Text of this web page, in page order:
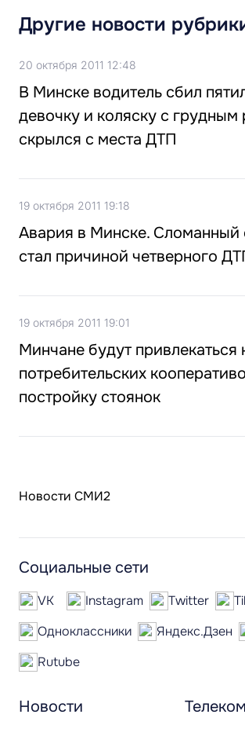
Другие новости
20 октября 2011 12:48
В Минске водитель сбил
девочку и коляску с грудным
скрылся с места ДТП
19 октября 2011 19:18
Авария в Минске. Сломанный
стал причиной четверного
19 октября 2011 19:01
Минчане будут привлекаться
потребительских
постройку стоянок
Новости СМИ2
Новости
Социальные сети
VK Instagram Twitter
Одноклассники
Яндекс.Дзен
Rutube